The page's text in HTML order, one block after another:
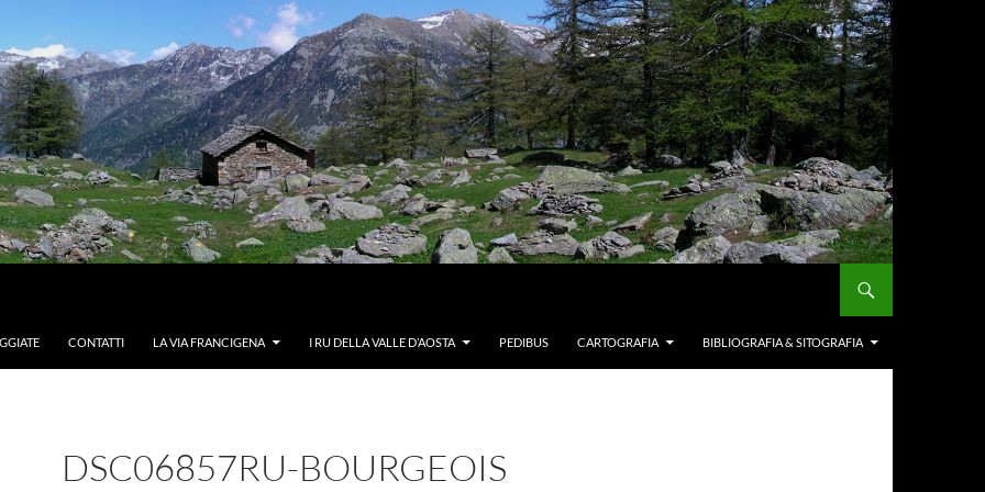
CONTATTI LA VIA FRANCIGENA I RU DELLA VALLE D’AOSTA PEDIBUS CARTOGRAFIA BIBLIOGRAFIA & SITOGRAFIA
DSC06857RU-BOURGEOIS